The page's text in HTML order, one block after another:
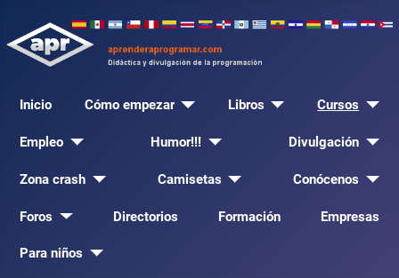
Inicio Cómo empezar Libros Cursos
Empleo Humor!!! Divulgación
Zona crash Camisetas Conócenos
Foros Directorios Formación Empresas
Para niños